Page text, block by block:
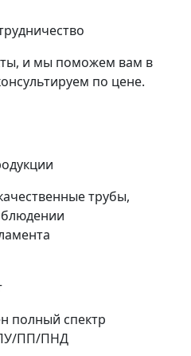
и мы поможем вам в
по цене.
трубы,
полный спектр
ПП/ПНД